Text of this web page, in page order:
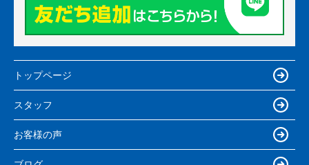
トップページ
スタッフ
お客様の声